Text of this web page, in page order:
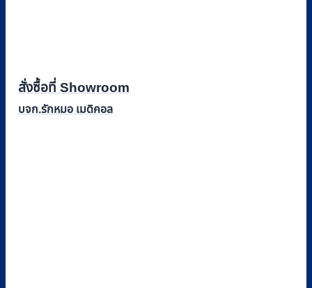
สั่งซื้อที่ Showroom
บจก.รักหมอ เมดิคอล